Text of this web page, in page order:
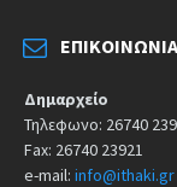
ΕΠΙΚΟΙΝΩΝΊΑ
Δημαρχείο
Τηλεφωνο: 26740
Fax: 26740 23921
e-mail: info@ithaki.gr